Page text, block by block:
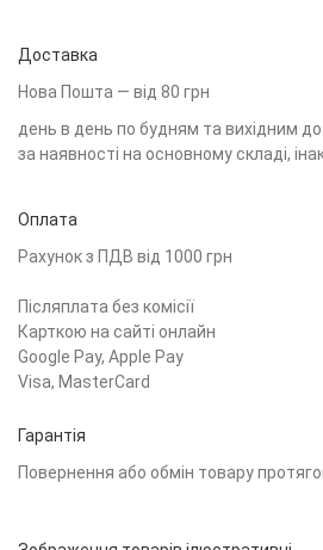
Доставка
Нова Пошта — від 80 грн
день в день по будням та вихідним
за наявності на основному складі,
Оплата
Рахунок з ПДВ від 1000 грн
Післяплата без комісії
Карткою на сайті онлайн
Google Pay, Apple Pay
Visa, MasterCard
Гарантія
Повернення або обмін товару